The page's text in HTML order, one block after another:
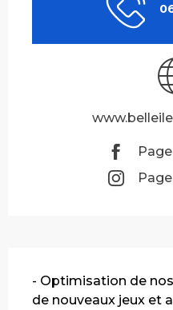
- Optimisation de
de nouveaux jeux et